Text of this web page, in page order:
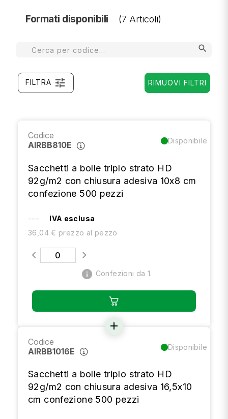
Formati disponibili (7 Articoli)
search
FILTRA tune RIMUOVI FILTRI
Codice
AIRBB810E
Disponibile
Sacchetti a bolle triplo strato HD
92g/m2 con chiusura adesiva 10x8 cm
confezione 500 pezzi
---
IVA esclusa
36,04 € prezzo al pezzo
info Confezioni da 1.
add
Codice
AIRBB1016E
Disponibile
Sacchetti a bolle triplo strato HD
92g/m2 con chiusura adesiva 16,5x10
cm confezione 500 pezzi